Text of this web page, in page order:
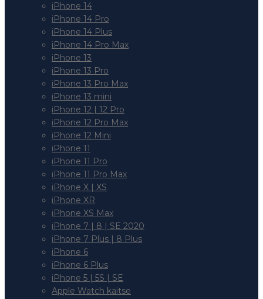
iPhone 14
iPhone 14 Pro
iPhone 14 Plus
iPhone 14 Pro Max
iPhone 13
iPhone 13 Pro
iPhone 13 Pro Max
iPhone 13 mini
iPhone 12 | 12 Pro
iPhone 12 Pro Max
iPhone 12 Mini
iPhone 11
iPhone 11 Pro
iPhone 11 Pro Max
iPhone X | XS
iPhone XR
iPhone XS Max
iPhone 7 | 8 | SE 2020
iPhone 7 Plus | 8 Plus
iPhone 6
iPhone 6 Plus
iPhone 5 | 5S | SE
Apple Watch kaitse